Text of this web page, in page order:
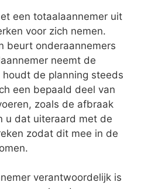
een totaalaannemer uit
voor zich nemen.
beurt onderaannemers
neemt de
de planning steeds
een bepaald deel van
zoals de afbraak
u dat uiteraard met de
zodat dit mee in de
verantwoordelijk is